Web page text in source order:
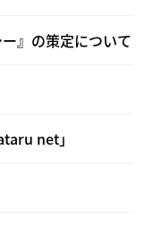
』の策定について
net」